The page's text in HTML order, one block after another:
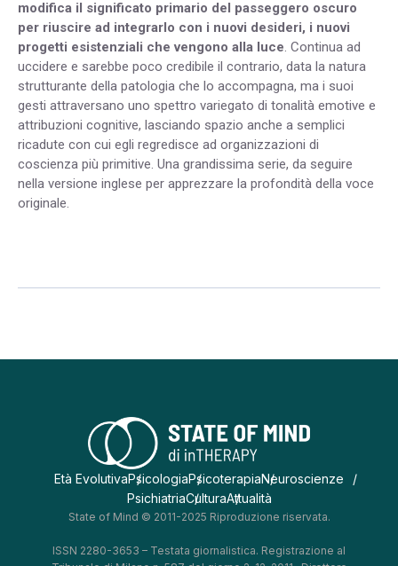
modifica il significato primario del passeggero oscuro
per riuscire ad integrarlo con i nuovi desideri, i nuovi
progetti esistenziali che vengono alla luce. Continua ad
uccidere e sarebbe poco credibile il contrario, data la natura
strutturante della patologia che lo accompagna, ma i suoi
gesti attraversano uno spettro variegato di tonalità emotive e
attribuzioni cognitive, lasciando spazio anche a semplici
ricadute con cui egli regredisce ad organizzazioni di
coscienza più primitive. Una grandissima serie, da seguire
nella versione inglese per apprezzare la profondità della voce
originale.
Età EvolutivaPsicologiaPsicoterapiaNeuroscienze
PsichiatriaCulturaAttualità
State of Mind © 2011-2025 Riproduzione riservata.
ISSN 2280-3653 – Testata giornalistica. Registrazione al